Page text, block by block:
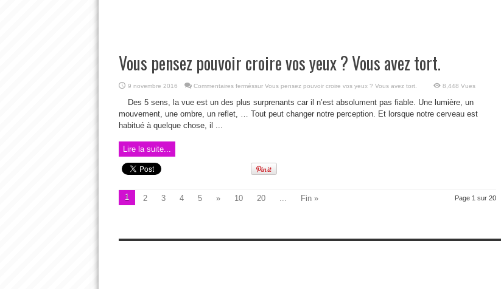
Vous pensez pouvoir croire vos yeux ? Vous avez tort.
9 novembre 2016 Commentaires ferméssur Vous pensez pouvoir croire vos yeux ? Vous avez tort. 8,448 Vues
Des 5 sens, la vue est un des plus surprenants car il n’est absolument pas fiable. Une lumière, un
mouvement, une ombre, un reflet, … Tout peut changer notre perception. Et lorsque notre cerveau est
habitué à quelque chose, il ...
Lire la suite...
Page 1 sur 20
1 2 3 4 5 » 10 20 ... Fin »